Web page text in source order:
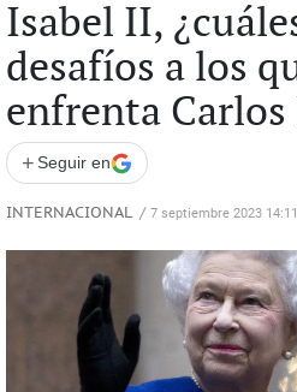
Isabel II,
desafíos a los
enfrenta
+ Seguir en
INTERNACIONAL / 7 septiembre 2023 14:11